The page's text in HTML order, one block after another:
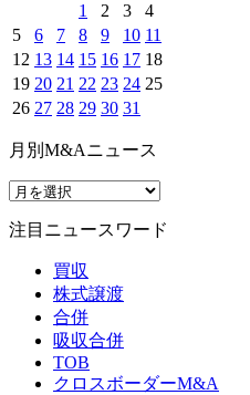
1
2 3
4
5
6 7 8 9 10 11
12 13 14 15 16 17 18
19 20 21 22 23 24 25
26 27 28 29 30 31
月別M&Aニュース
注目ニュースワード
買収
株式譲渡
合併
吸収合併
TOB
クロスボーダーM&A